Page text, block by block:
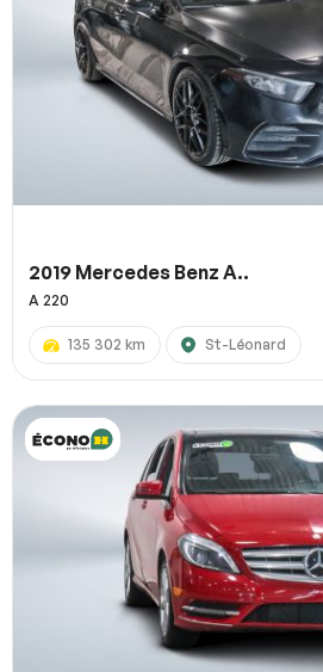
2019 Mercedes Benz A..
A 220
135 302 km St-Léonard